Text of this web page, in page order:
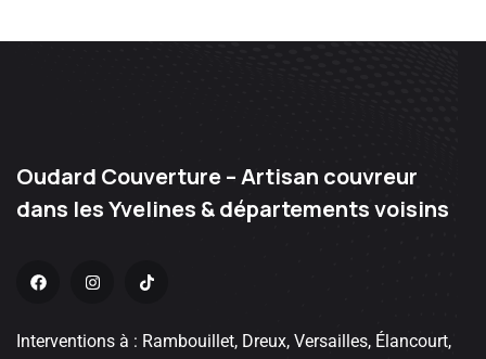
Oudard Couverture – Artisan couvreur
dans les Yvelines & départements voisins
Interventions à : Rambouillet, Dreux, Versailles, Élancourt,